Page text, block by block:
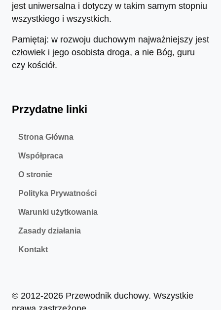
jest uniwersalna i dotyczy w takim samym stopniu
wszystkiego i wszystkich.
Pamiętaj: w rozwoju duchowym najważniejszy jest
człowiek i jego osobista droga, a nie Bóg, guru
czy kościół.
Przydatne linki
Strona Główna
Współpraca
O stronie
Polityka Prywatności
Warunki użytkowania
Zasady działania
Kontakt
© 2012-2026 Przewodnik duchowy. Wszystkie